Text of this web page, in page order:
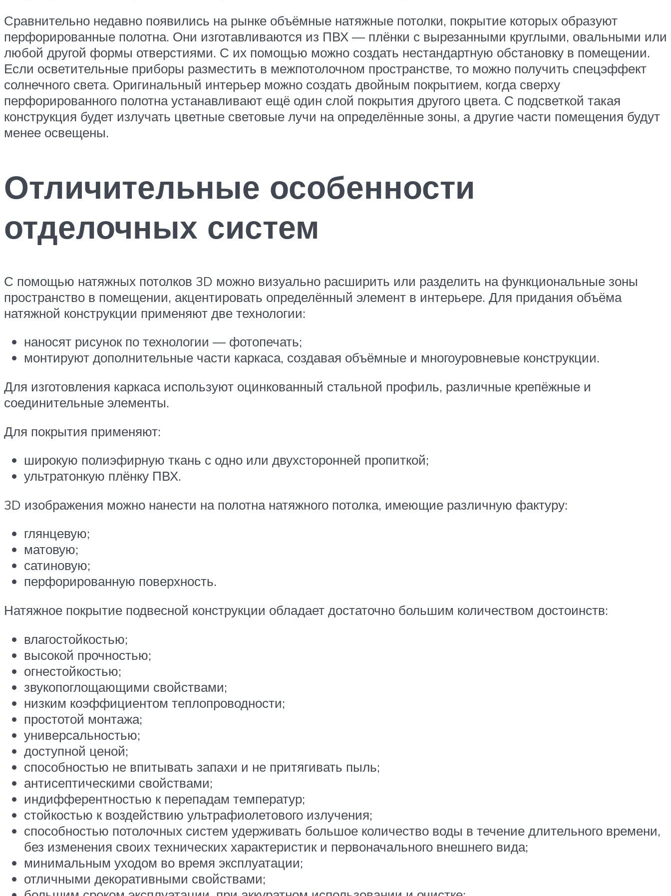
Сравнительно недавно появились на рынке объёмные натяжные потолки, покрытие которых образуют
перфорированные полотна. Они изготавливаются из ПВХ — плёнки с вырезанными круглыми, овальными или
любой другой формы отверстиями. С их помощью можно создать нестандартную обстановку в помещении.
Если осветительные приборы разместить в межпотолочном пространстве, то можно получить спецэффект
солнечного света. Оригинальный интерьер можно создать двойным покрытием, когда сверху
перфорированного полотна устанавливают ещё один слой покрытия другого цвета. С подсветкой такая
конструкция будет излучать цветные световые лучи на определённые зоны, а другие части помещения будут
менее освещены.
Отличительные особенности
отделочных систем
С помощью натяжных потолков 3D можно визуально расширить или разделить на функциональные зоны
пространство в помещении, акцентировать определённый элемент в интерьере. Для придания объёма
натяжной конструкции применяют две технологии:
наносят рисунок по технологии — фотопечать;
монтируют дополнительные части каркаса, создавая объёмные и многоуровневые конструкции.
Для изготовления каркаса используют оцинкованный стальной профиль, различные крепёжные и
соединительные элементы.
Для покрытия применяют:
широкую полиэфирную ткань с одно или двухсторонней пропиткой;
ультратонкую плёнку ПВХ.
3D изображения можно нанести на полотна натяжного потолка, имеющие различную фактуру:
глянцевую;
матовую;
сатиновую;
перфорированную поверхность.
Натяжное покрытие подвесной конструкции обладает достаточно большим количеством достоинств:
влагостойкостью;
высокой прочностью;
огнестойкостью;
звукопоглощающими свойствами;
низким коэффициентом теплопроводности;
простотой монтажа;
универсальностью;
доступной ценой;
способностью не впитывать запахи и не притягивать пыль;
антисептическими свойствами;
индифферентностью к перепадам температур;
стойкостью к воздействию ультрафиолетового излучения;
способностью потолочных систем удерживать большое количество воды в течение длительного времени,
без изменения своих технических характеристик и первоначального внешнего вида;
минимальным уходом во время эксплуатации;
отличными декоративными свойствами;